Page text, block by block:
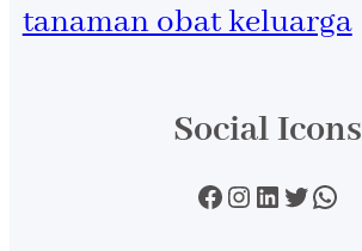
tanaman obat keluarga
Social Icons
Facebook Instagram LinkedIn Twitter WhatsApp